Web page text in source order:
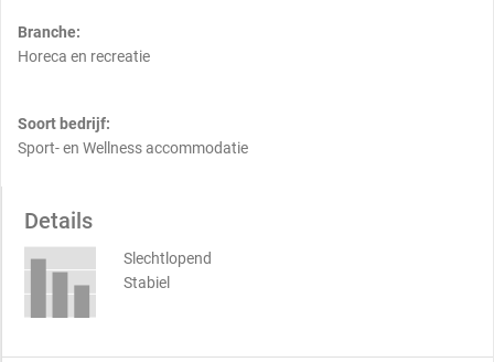
Branche:
Horeca en recreatie
Soort bedrijf:
Sport- en Wellness accommodatie
Details
Slechtlopend
Stabiel